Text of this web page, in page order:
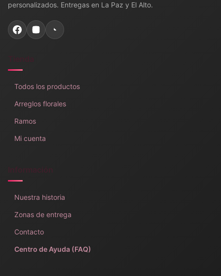
personalizados. Entregas en La Paz y El Alto.
Todos los productos
Arreglos florales
Ramos
Mi cuenta
Información
Nuestra historia
Zonas de entrega
Contacto
Centro de Ayuda (FAQ)